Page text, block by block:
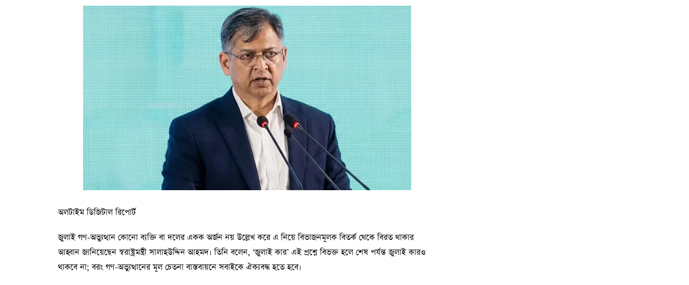
অলটাইম ডিজিটাল রিপোর্ট
জুলাই গণ-অভ্যুত্থান কোনো ব্যক্তি বা দলের একক অর্জন নয় উল্লেখ করে এ নিয়ে বিভাজনমূলক বিতর্ক থেকে বিরত থাকার
আহ্বান জানিয়েছেন স্বরাষ্ট্রমন্ত্রী সালাহউদ্দিন আহমদ। তিনি বলেন, ‘জুলাই কার’ এই প্রশ্নে বিভক্ত হলে শেষ পর্যন্ত জুলাই কারও
থাকবে না; বরং গণ-অভ্যুত্থানের মূল চেতনা বাস্তবায়নে সবাইকে ঐক্যবদ্ধ হতে হবে।